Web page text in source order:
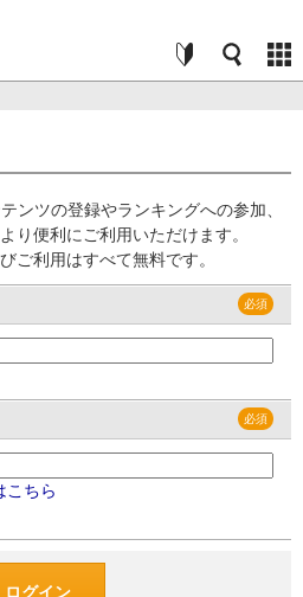
ンツの登録やランキングへの参加、
り便利にご利用いただけます。
ご利用はすべて無料です。
こちら